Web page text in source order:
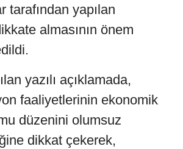
tarafından yapılan
almasının önem
yazılı açıklamada,
faaliyetlerinin ekonomik
düzenini olumsuz
dikkat çekerek,